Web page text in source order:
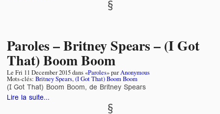
Paroles – Britney Spears – (I Got
That) Boom Boom
Le Fri 11 December 2015dans «Paroles» parAnonymous
Mots-clés: Britney Spears,(I Got That) Boom Boom
(I Got That) Boom Boom, de Britney Spears
Lire la suite...